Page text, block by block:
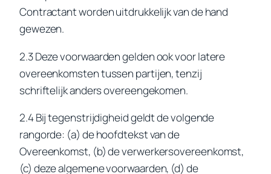
Contractant worden uitdrukkelijk van de hand
gewezen.
2.3 Deze voorwaarden gelden ook voor latere
overeenkomsten tussen partijen, tenzij
schriftelijk anders overeengekomen.
2.4 Bij tegenstrijdigheid geldt de volgende
rangorde: (a) de hoofdtekst van de
Overeenkomst, (b) de verwerkersovereenkomst,
(c) deze algemene voorwaarden, (d) de